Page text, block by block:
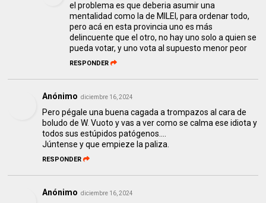
el problema es que deberia asumir una
mentalidad como la de MILEI, para ordenar todo,
pero acá en esta provincia uno es más
delincuente que el otro, no hay uno solo a quien se
pueda votar, y uno vota al supuesto menor peor
RESPONDER
Anónimo diciembre 16, 2024
Pero pégale una buena cagada a trompazos al cara de
boludo de W. Vuoto y vas a ver como se calma ese idiota y
todos sus estúpidos patógenos....
Júntense y que empieze la paliza.
RESPONDER
Anónimo diciembre 16, 2024